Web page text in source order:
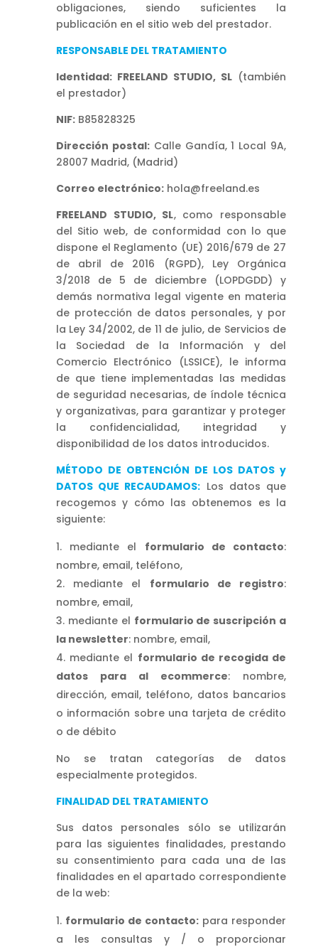
obligaciones, siendo suficientes la
publicación en el sitio web del prestador.
RESPONSABLE DEL TRATAMIENTO
Identidad: FREELAND STUDIO, SL (también
el prestador)
NIF:B85828325
Dirección postal:Calle Gandía, 1 Local 9A,
28007 Madrid, (Madrid)
Correo electrónico:hola@freeland.es
FREELAND STUDIO, SL, como responsable
del Sitio web, de conformidad con lo que
dispone el Reglamento (UE) 2016/679 de 27
de abril de 2016 (RGPD), Ley Orgánica
3/2018 de 5 de diciembre (LOPDGDD) y
demás normativa legal vigente en materia
de protección de datos personales, y por
la Ley 34/2002, de 11 de julio, de Servicios de
la Sociedad de la Información y del
Comercio Electrónico (LSSICE), le informa
de que tiene implementadas las medidas
de seguridad necesarias, de índole técnica
y organizativas, para garantizar y proteger
la confidencialidad, integridad y
disponibilidad de los datos introducidos.
MÉTODO DE OBTENCIÓN DE LOS DATOS y
DATOS QUE RECAUDAMOS: Los datos que
recogemos y cómo las obtenemos es la
siguiente:
mediante el formulario de contacto:
nombre, email, teléfono,
mediante el formulario de registro:
nombre, email,
mediante el formulario de suscripción a
la newsletter: nombre, email,
mediante el formulario de recogida de
datos para al ecommerce: nombre,
dirección, email, teléfono, datos bancarios
o información sobre una tarjeta de crédito
o de débito
No se tratan categorías de datos
especialmente protegidos.
FINALIDAD DEL TRATAMIENTO
Sus datos personales sólo se utilizarán
para las siguientes finalidades, prestando
su consentimiento para cada una de las
finalidades en el apartado correspondiente
de la web:
formulario de contacto: para responder
a les consultas y / o proporcionar